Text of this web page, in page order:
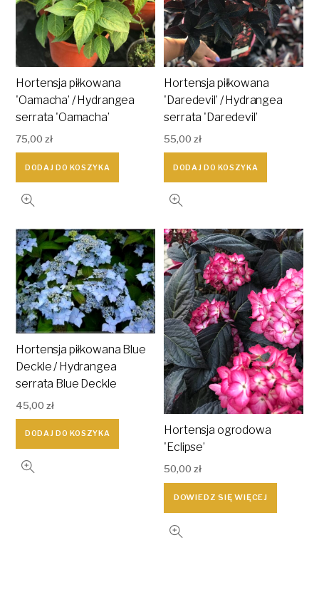
Hortensja piłkowana
'Oamacha’ / Hydrangea
serrata 'Oamacha’
75,00zł
DODAJ DO KOSZYKA
Hortensja piłkowana
'Daredevil’ / Hydrangea
serrata 'Daredevil’
55,00zł
DODAJ DO KOSZYKA
Hortensja piłkowana Blue
Deckle / Hydrangea
serrata Blue Deckle
45,00zł
DODAJ DO KOSZYKA
Hortensja ogrodowa
'Eclipse’
50,00zł
DOWIEDZ SIĘ WIĘCEJ